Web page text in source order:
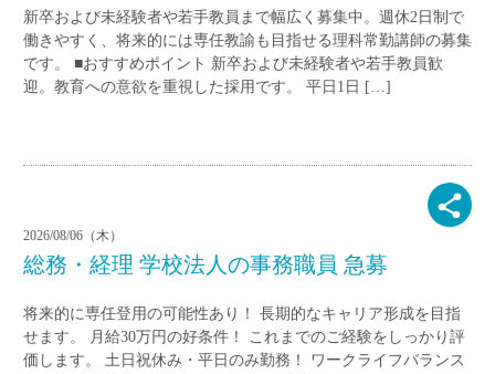
新卒および未経験者や若手教員まで幅広く募集中。週休2日制で
働きやすく、将来的には専任教諭も目指せる理科常勤講師の募集
です。 ■おすすめポイント 新卒および未経験者や若手教員歓
迎。教育への意欲を重視した採用です。 平日1日 […]
2026/08/06（木）
総務・経理 学校法人の事務職員 急募
将来的に専任登用の可能性あり！ 長期的なキャリア形成を目指
せます。 月給30万円の好条件！ これまでのご経験をしっかり評
価します。 土日祝休み・平日のみ勤務！ ワークライフバランス